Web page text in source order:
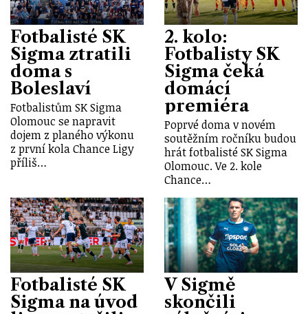
Fotbalisté SK
Sigma ztratili
doma s
Boleslaví
Fotbalistům SK Sigma
Olomouc se napravit
dojem z planého výkonu
z první kola Chance Ligy
příliš…
2. kolo:
Fotbalisty SK
Sigma čeká
domácí
premiéra
Poprvé doma v novém
soutěžním ročníku budou
hrát fotbalisté SK Sigma
Olomouc. Ve 2. kole
Chance…
Fotbalisté SK
Sigma na úvod
V Sigmě
skončili